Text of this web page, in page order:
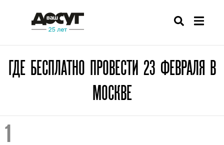
ГДЕ БЕСПЛАТНО ПРОВЕСТИ 23 ФЕВРАЛЯ В
МОСКВЕ